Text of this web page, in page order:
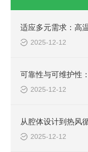
2025-12-12
2025-12-12
2025-12-12